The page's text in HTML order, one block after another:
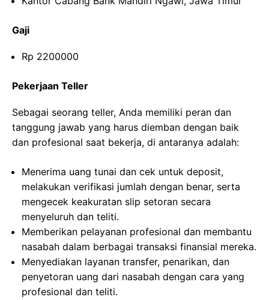
Gaji
Rp 2200000
Pekerjaan Teller
Sebagai seorang teller, Anda memiliki peran dan
tanggung jawab yang harus diemban dengan baik
dan profesional saat bekerja, di antaranya adalah:
Menerima uang tunai dan cek untuk deposit,
melakukan verifikasi jumlah dengan benar, serta
mengecek keakuratan slip setoran secara
menyeluruh dan teliti.
Memberikan pelayanan profesional dan membantu
nasabah dalam berbagai transaksi finansial mereka.
Menyediakan layanan transfer, penarikan, dan
penyetoran uang dari nasabah dengan cara yang
profesional dan teliti.